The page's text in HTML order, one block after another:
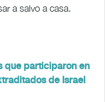
a salvo a casa.
que participaron en
de Israel